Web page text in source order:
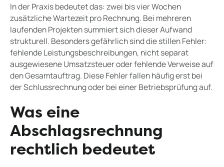
In der Praxis bedeutet das: zwei bis vier Wochen
zusätzliche Wartezeit pro Rechnung. Bei mehreren
laufenden Projekten summiert sich dieser Aufwand
strukturell. Besonders gefährlich sind die stillen Fehler:
fehlende Leistungsbeschreibungen, nicht separat
ausgewiesene Umsatzsteuer oder fehlende Verweise auf
den Gesamtauftrag. Diese Fehler fallen häufig erst bei
der Schlussrechnung oder bei einer Betriebsprüfung auf.
Was eine
Abschlagsrechnung
rechtlich bedeutet